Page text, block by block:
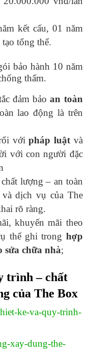
kết cấu, 01 năm
tổng thể.
bảo hành 10 năm
thấm.
đảm bảoan toàn
lao động là trên
rối vớipháp luật và
với con người đặc
lượng – an toàn
dịch vụ của The
rõ ràng.
khuyến mãi theo
thể ghi trong hợp
sửa chữa nhà;
trình – chất
của The Box
ke-va-quy-trinh-
xay-dung-the-